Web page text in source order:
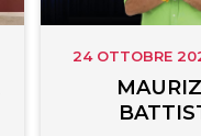
24 OTTOBRE